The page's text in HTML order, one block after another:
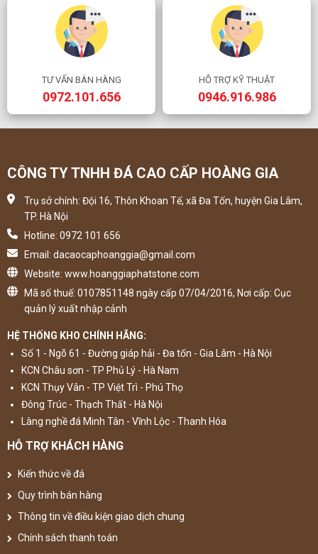
TƯ VẤN BÁN HÀNG
0972.101.656
HỖ TRỢ KỸ THUẬT
0946.916.986
CÔNG TY TNHH ĐÁ CAO CẤP HOÀNG GIA
Trụ sở chính: Đội 16, Thôn Khoan Tế, xã Đa Tốn, huyện Gia Lâm,
TP. Hà Nội
Hotline: 0972 101 656
Email: dacaocaphoanggia@gmail.com
Website: www.hoanggiaphatstone.com
Mã số thuế: 0107851148 ngày cấp 07/04/2016, Nơi cấp: Cục
quản lý xuất nhập cảnh
HỆ THỐNG KHO CHÍNH HÃNG:
Số 1 - Ngõ 61 - Đường giáp hải - Đa tốn - Gia Lâm - Hà Nội
KCN Châu sơn - TP Phủ Lý - Hà Nam
KCN Thụy Vân - TP Việt Trì - Phú Thọ
Đông Trúc - Thạch Thất - Hà Nội
Làng nghề đá Minh Tân - Vĩnh Lộc - Thanh Hóa
HỖ TRỢ KHÁCH HÀNG
Kiến thức về đá
Quy trình bán hàng
Thông tin về điều kiện giao dịch chung
Chính sách thanh toán